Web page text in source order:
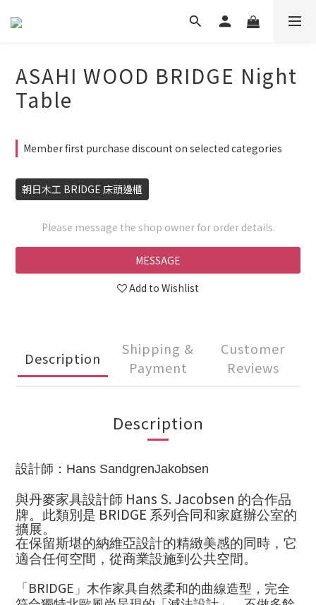
ASAHI WOOD BRIDGE Night
Table
Member first purchase discount on selected categories
朝日木工 BRIDGE 床頭邊櫃
Please message the shop owner for order details.
MESSAGE
Add to Wishlist
Description
Shipping &
Payment
Customer
Reviews
Description
設計師： Hans SandgrenJakobsen
與丹麥家具設計師 Hans S. Jacobsen 的合作品
牌。此類別是 BRIDGE 系列合同和家庭辦公室的
擴展。
在保留斯堪的納維亞設計的精緻美感的同時，它
適合任何空間，從商業設施到公共空間。
「 BRIDGE 」木作家具自然柔和的曲線造型，完全